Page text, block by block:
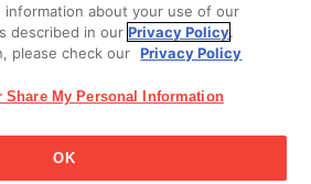
© 2025 Ezaki Glico Co., Ltd.
information about your use of our
described in ourPrivacy Policy.
please check our Privacy Policy
Share My Personal Information
OK